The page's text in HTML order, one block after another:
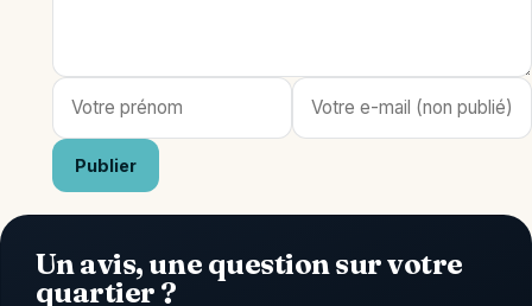
Publier
Un avis, une question sur votre
quartier ?